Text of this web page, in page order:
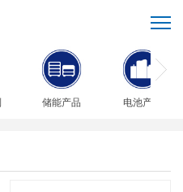
储能产品 电池产品